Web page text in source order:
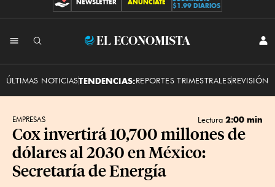
CONTRIBUCIONES
NEWSLETTER ANÚNCIATE
$1.99 DIARIOS
El
ÚLTIMAS NOTICIASTENDENCIAS:REPORTES TRIMESTRALESREVISIÓN
EMPRESAS Lectura 2:00 min
Cox invertirá 10,700 millones de
dólares al 2030 en México:
Secretaría de Energía